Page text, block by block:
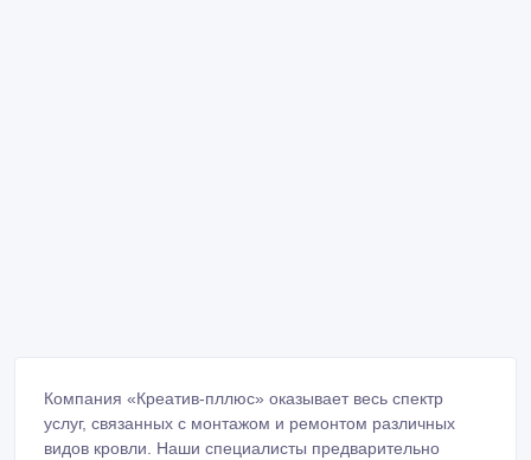
Компания «Креатив-пллюс» оказывает весь спектр
услуг, связанных с монтажом и ремонтом различных
видов кровли. Наши специалисты предварительно